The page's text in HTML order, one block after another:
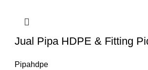
Jual Pipa HDPE & Fitting
Pipahdpe